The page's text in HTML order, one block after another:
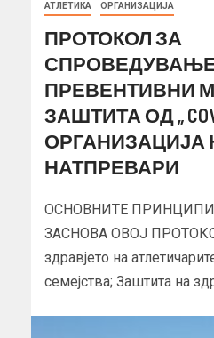
АТЛЕТИКА ОРГАНИЗАЦИЈА
ПРОТОКОЛ ЗА
ПРЕВЕНТИВНИ
ЗАШТИТА ОД „
ОРГАНИЗАЦИЈА
НАТПРЕВАРИ
ОСНОВНИТЕ
ЗАСНОВА ОВОЈ
здравјето на
семејства; Заштита на